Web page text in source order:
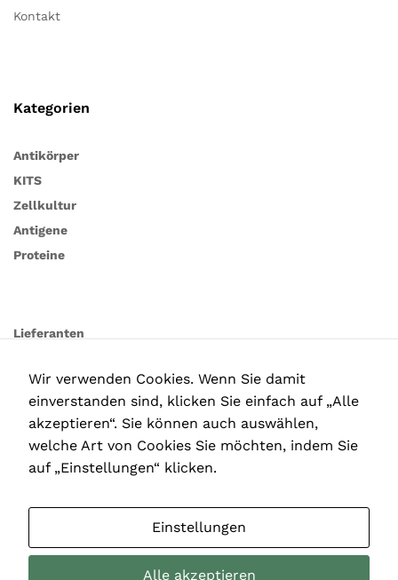
Kontakt
Kategorien
Antikörper
KITS
Zellkultur
Antigene
Proteine
Lieferanten
Wir verwenden Cookies. Wenn Sie damit
einverstanden sind, klicken Sie einfach auf „Alle
akzeptieren“. Sie können auch auswählen,
welche Art von Cookies Sie möchten, indem Sie
auf „Einstellungen“ klicken.
Einstellungen
Alle akzeptieren
Statistiken
In order for
us to
improve the
structure,
based on
how the